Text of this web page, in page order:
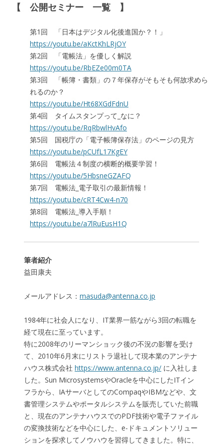
【 公開セミナー 一覧 】
第1回 「日本はデジタル化後進国か？！」
https://youtu.be/aKctKhLRjOY
第2回 「電帳法」を優しく解説
https://youtu.be/RbEZe00m0TA
第3回 「帳簿・書類」の７年保存がそもそも何故求めら
れるのか？
https://youtu.be/Ht68XGdFdnU
第4回 タイムスタンプって_なに？
https://youtu.be/RqRbwlHvAfo
第5回 国税庁の「電子帳簿保存法」のページの見方
https://youtu.be/pCUfL17KgEY
第6回 電帳法４制度の横断的概要学習！
https://youtu.be/5HbsneGZAFQ
第7回 電帳法_電子取引の最新情報！
https://youtu.be/cRT4Cw4-n70
第8回 電帳法_導入手順！
https://youtu.be/a7lRuEusH1Q
筆者紹介
益田康夫
メールアドレス： masuda@antenna.co.jp
1984年に社会人になり、IT業界一筋ながら3回の転職を
経て現在に至っています。
特に2008年のリーマンショック後の不況の影響を受け
て、2010年6月末にリストラ退社して現本業のアンテナ
ハウス株式会社 https://www.antenna.co.jp/ に入社しま
した。Sun MicrosystemsやOracleを中心にしたITイン
フラから、IAサーバとしてのCompaqやIBMなどや、文
書管理システムやポータルシステムを販売していた前職
と、現在のアンテナハウスでのPDF技術や電子ファイル
の変換技術などを中心にした、e-ドキュメントソリュー
ションを探求してノウハウを習得してきました。特に、